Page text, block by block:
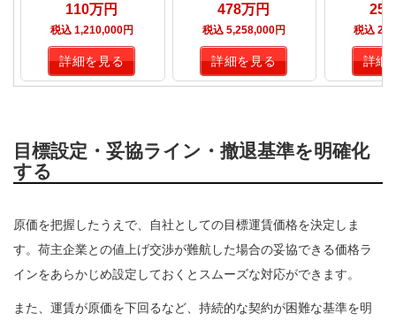
110万円
税込 1,210,000円
詳細を見る
478万円
税込 5,258,000円
詳細を見る
258
税込
詳細
目標設定・妥協ライン・撤退基準を明確化
する
原価を把握したうえで、自社としての目標運賃価格を決定しま
す。荷主企業との値上げ交渉が難航した場合の妥協できる価格ラ
インをあらかじめ設定しておくとスムーズな対応ができます。
また、運賃が原価を下回るなど、持続的な契約が困難な基準を明